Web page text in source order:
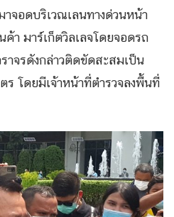
จอดบริเวณเลนทางด่วนหน้า
า มาร์เก็ตวิลเลจโดยจอดรถ
าจรดังกล่าวติดขัดสะสมเป็น
ร โดยมีเจ้าหน้าที่ตำรวจลงพื้นที่